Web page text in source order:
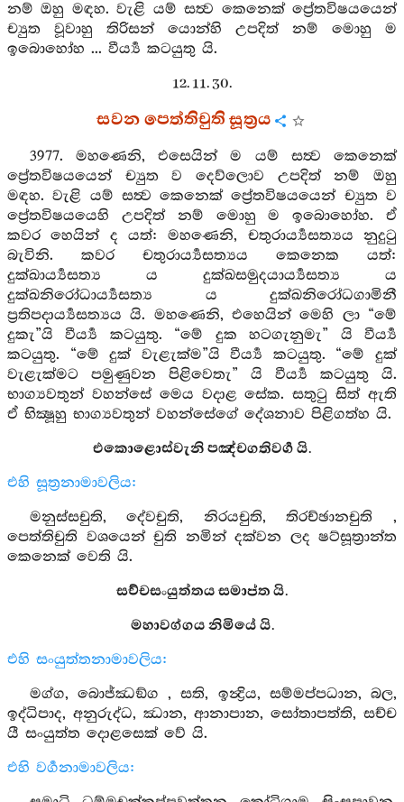
නම් ඔහු මඳහ. වැළි යම් සත්‍ව කෙනෙක් ප්‍රේතවිෂයයෙන්
ච්‍යුත වූවාහු තිරිසන් යොන්හි උපදිත් නම් මොහු ම
ඉබොහෝහ ... වීර්‍ය්‍ය කටයුතු යි.
12. 11. 30.
සවන පෙත්තිචුති සූත්‍රය
3977. මහණෙනි, එසෙයින් ම යම් සත්‍ව කෙනෙක්
ප්‍රේතවිෂයයෙන් ච්‍යුත ව දෙව්ලොව උපදිත් නම් ඔහු
මඳහ. වැළි යම් සත්‍ව කෙනෙක් ප්‍රේතවිෂයයෙන් ච්‍යුත ව
ප්‍රේතවිෂයයෙහි උපදිත් නම් මොහු ම ඉබොහෝහ. ඒ
කවර හෙයින් ද යත්: මහණෙනි, චතුරාර්‍ය්‍යසත්‍යය නුදුටු
බැවිනි. කවර චතුරාර්‍ය්‍යසත්‍යය කෙනෙක යත්:
දුක්ඛාර්‍ය්‍යසත්‍ය ය දුක්ඛසමුදයාර්‍ය්‍යසත්‍ය ය
දුක්ඛනිරෝධාර්‍ය්‍යසත්‍ය ය දුක්ඛනිරෝධගාමිනී
ප්‍රතිපදාර්‍ය්‍යසත්‍යය යි. මහණෙනි, එහෙයින් මෙහි ලා “මේ
දුකැ”යි වීර්‍ය්‍ය කටයුතු. “මේ දුක හටගැනුමැ” යි වීර්‍ය්‍ය
කටයුතු. “මේ දුක් වැළැක්ම”යි වීර්‍ය්‍ය කටයුතු. “මේ දුක්
වැළැක්මට පමුණුවන පිළිවෙතැ” යි වීර්‍ය්‍ය කටයුතු යි.
භාග්‍යවතුන් වහන්සේ මෙය වදාළ සේක. සතුටු සිත් ඇති
ඒ භික්‍ෂූහු භාග්‍යවතුන් වහන්සේගේ දේශනාව පිළිගත්හ යි.
එකොළොස්වැනි පඤ්චගතිවර්‍ග යි.
එහි සූත්‍රනාමාවලිය:
මනුස්සචුති, දේවචුති, නිරයචුති, තිරච්ඡානචුති ,
පෙත්තිචුති වශයෙන් චුති නමින් දක්වන ලද ෂට්සූත්‍රාන්ත
කෙනෙක් වෙති යි.
සච්චසංයුත්තය සමාප්ත යි.
මහාවග්ගය නිමියේ යි.
එහි සංයුත්තනාමාවලිය:
මග්ග, බොජ්ඣඞ්ග , සති, ඉන්‍ද්‍රිය, සම්මප්පධාන, බල,
ඉද්ධිපාද, අනුරුද්ධ, ඣාන, ආනාපාන, සෝතාපත්ති, සච්ච
යී සංයුත්ත දොළසෙක් වේ යි.
එහි වර්‍ගනාමාවලිය: